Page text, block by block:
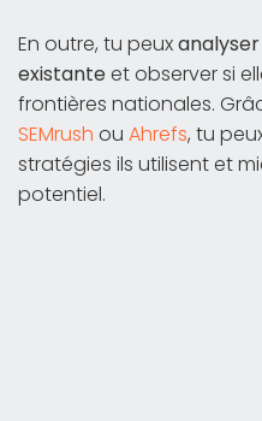
En outre, tu peuxanalyser
existanteet observer si
frontières nationales.
SEMrush ou Ahrefs, tu
stratégies ils utilisent et
potentiel.